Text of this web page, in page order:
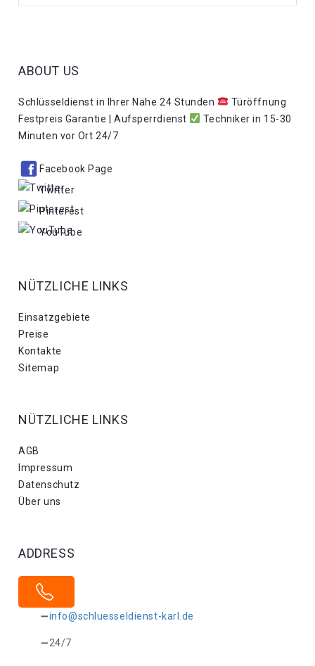
ABOUT US
Schlüsseldienst in Ihrer Nähe 24 Stunden
Türöffnung
Festpreis Garantie | Aufsperrdienst
Techniker in 15-30
Minuten vor Ort 24/7
Facebook Page
Twitter
Pinterest
YouTube
NÜTZLICHE LINKS
Einsatzgebiete
Preise
Kontakte
Sitemap
NÜTZLICHE LINKS
AGB
Impressum
Datenschutz
Über uns
ADDRESS
info@schluesseldienst-karl.de
24/7